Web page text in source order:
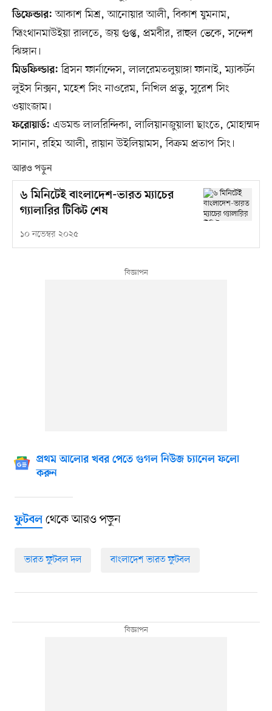
ডিফেন্ডার: আকাশ মিশ্র, আনোয়ার আলী, বিকাশ যুমনাম,
হ্মিংথানমাউইয়া রালতে, জয় গুপ্ত, প্রমবীর, রাহুল ভেকে, সন্দেশ
ঝিঙ্গান।
মিডফিল্ডার: ব্রিসন ফার্নান্দেস, লালরেমতলুয়াঙ্গা ফানাই, ম্যাকর্টন
লুইস নিক্সন, মহেশ সিং নাওরেম, নিখিল প্রভু, সুরেশ সিং
ওয়াংজাম।
ফরোয়ার্ড: এডমন্ড লালরিন্দিকা, লালিয়ানজুয়ালা ছাংতে, মোহাম্মদ
সানান, রহিম আলী, রায়ান উইলিয়ামস, বিক্রম প্রতাপ সিং।
আরও পড়ুন
৬ মিনিটেই বাংলাদেশ-ভারত ম্যাচের
গ্যালারির টিকিট শেষ
১০ নভেম্বর ২০২৫
প্রথম আলোর খবর পেতে গুগল নিউজ চ্যানেল ফলো
করুন
ফুটবলথেকে আরও পড়ুন
ভারত ফুটবল দল বাংলাদেশ ভারত ফুটবল